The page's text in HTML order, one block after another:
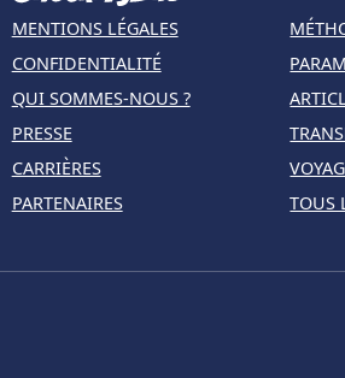
MENTIONS LÉGALES
CONFIDENTIALITÉ
QUI SOMMES-NOUS ?
PRESSE
CARRIÈRES
PARTENAIRES
TOUS